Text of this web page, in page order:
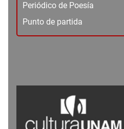
Periódico de Poesía
Punto de partida